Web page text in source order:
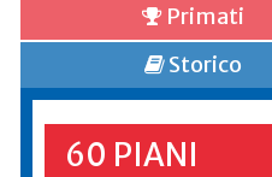
Primati
Storico
60 PIANI